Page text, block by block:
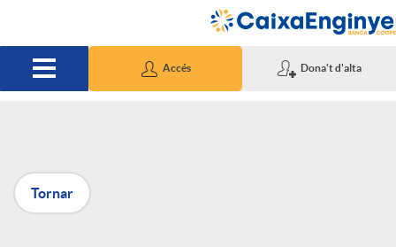
Accés Dona't d'alta
P
u
Tornar